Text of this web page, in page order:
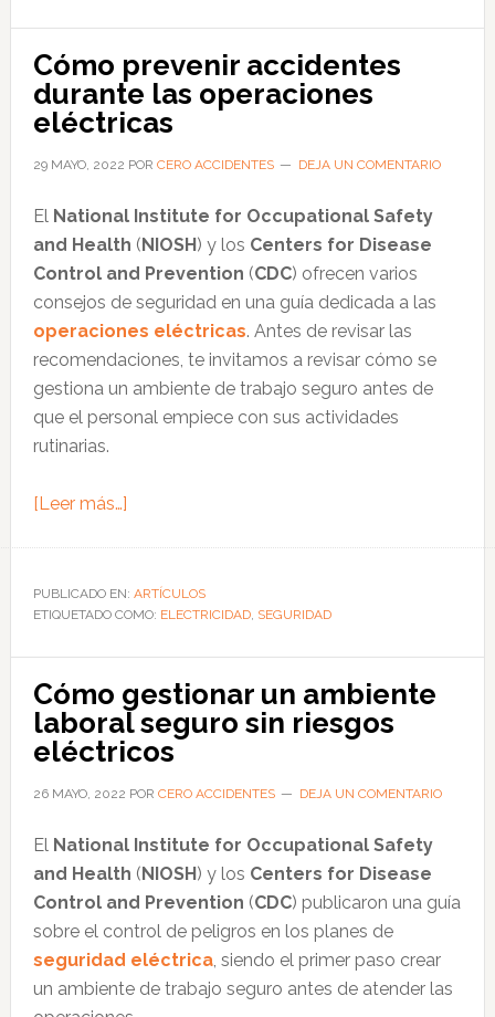
riesgos
eléctricos
Cómo prevenir accidentes
durante las operaciones
eléctricas
29 MAYO, 2022 POR CERO ACCIDENTES DEJA UN COMENTARIO
El National Institute for Occupational Safety
and Health (NIOSH) y los Centers for Disease
Control and Prevention (CDC) ofrecen varios
consejos de seguridad en una guía dedicada a las
operaciones eléctricas. Antes de revisar las
recomendaciones, te invitamos a revisar cómo se
gestiona un ambiente de trabajo seguro antes de
que el personal empiece con sus actividades
rutinarias.
[Leer más…]acerca
prevenir
accidentes
operaciones
eléctricas
PUBLICADO EN: ARTÍCULOS
ETIQUETADO COMO: ELECTRICIDAD, SEGURIDAD
Cómo gestionar un ambiente
laboral seguro sin riesgos
eléctricos
26 MAYO, 2022 POR CERO ACCIDENTES DEJA UN COMENTARIO
El National Institute for Occupational Safety
and Health (NIOSH) y los Centers for Disease
Control and Prevention (CDC) publicaron una guía
sobre el control de peligros en los planes de
seguridad eléctrica, siendo el primer paso crear
un ambiente de trabajo seguro antes de atender las